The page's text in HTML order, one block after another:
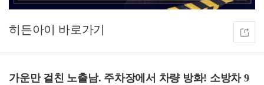
히든아이
가운만 걸친 노출남. 주차장에서 차량 방화! 소방차 9